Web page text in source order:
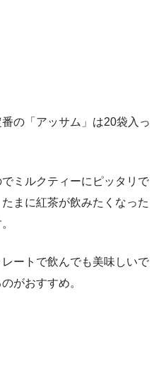
の「アッサム」は20袋入っ
ミルクティーにピッタリで
まに紅茶が飲みたくなった
ートで飲んでも美味しいで
がおすすめ。